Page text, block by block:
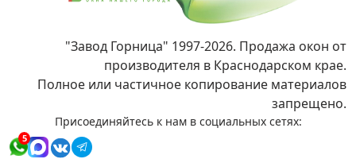
"Завод Горница" 1997-2026. Продажа окон от
производителя в Краснодарском крае.
Полное или частичное копирование материалов
запрещено.
Присоединяйтесь к нам в социальных сетях:
5